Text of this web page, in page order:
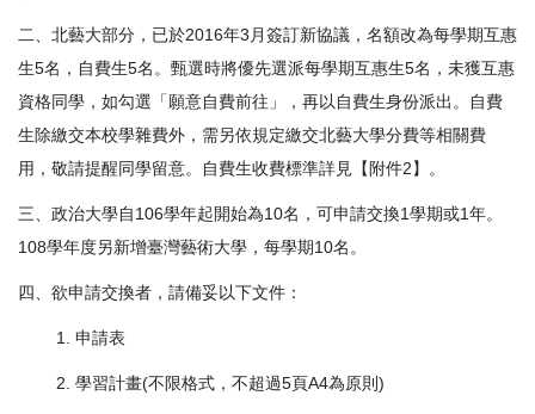
二、北藝大部分，已於2016年3月簽訂新協議，名額改為每學期互惠
生5名，自費生5名。甄選時將優先選派每學期互惠生5名，未獲互惠
資格同學，如勾選「願意自費前往」，再以自費生身份派出。自費
生除繳交本校學雜費外，需另依規定繳交北藝大學分費等相關費
用，敬請提醒同學留意。自費生收費標準詳見【附件2】。
三、政治大學自106學年起開始為10名，可申請交換1學期或1年。
108學年度另新增臺灣藝術大學，每學期10名。
四、欲申請交換者，請備妥以下文件：
1. 申請表
2. 學習計畫(不限格式，不超過5頁A4為原則)